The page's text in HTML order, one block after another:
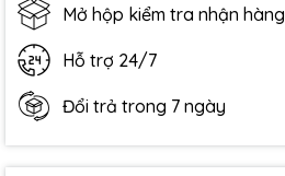
Mở hộp kiểm tra nhận hàng
Hỗ trợ 24/7
Đổi trả trong 7 ngày